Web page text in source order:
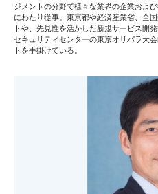
ジメントの分野で様々な業界の企業およ
にわたり従事。東京都や経済産業省、全
トや、先見性を活かした新規サービス開
セキュリティセンターの東京オリパラ大
トを手掛けている。